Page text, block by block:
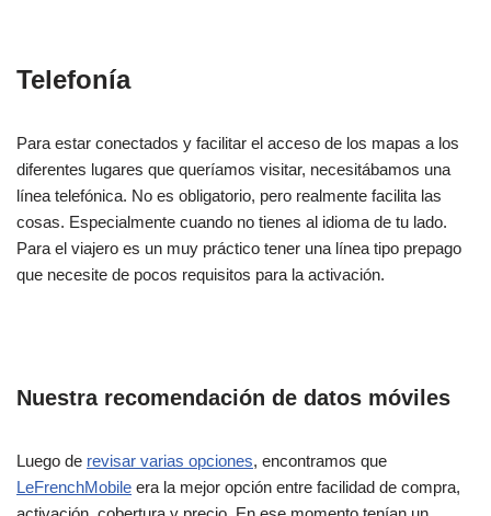
Telefonía
Para estar conectados y facilitar el acceso de los mapas a los
diferentes lugares que queríamos visitar, necesitábamos una
línea telefónica. No es obligatorio, pero realmente facilita las
cosas. Especialmente cuando no tienes al idioma de tu lado.
Para el viajero es un muy práctico tener una línea tipo prepago
que necesite de pocos requisitos para la activación.
Nuestra recomendación de datos móviles
Luego de revisar varias opciones, encontramos que
LeFrenchMobile era la mejor opción entre facilidad de compra,